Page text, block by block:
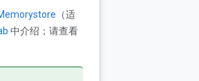
（适
中介绍；请查看